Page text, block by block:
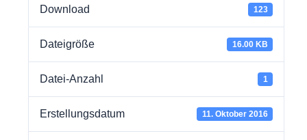
Download 123
Dateigröße 16.00 KB
Datei-Anzahl 1
Erstellungsdatum 11. Oktober 2016